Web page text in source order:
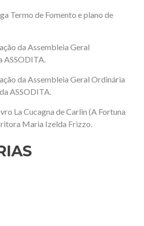
Termo de Fomento e plano de
da Assembleia Geral
ASSODITA.
da Assembleia Geral Ordinária
ASSODITA.
La Cucagna de Carlin (A Fortuna
Maria Izelda Frizzo.